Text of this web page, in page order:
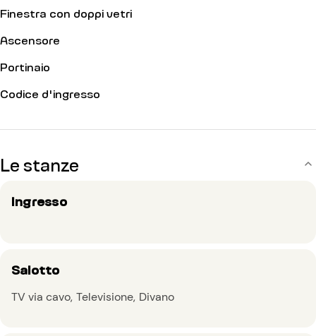
Finestra con doppi vetri
Ascensore
Portinaio
Codice d'ingresso
Le stanze
Ingresso
Salotto
TV via cavo Televisione Divano